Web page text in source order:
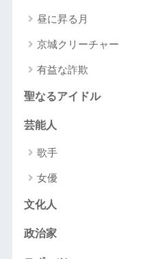
昼に昇る月
京城クリーチャー
有益な詐欺
聖なるアイドル
芸能人
歌手
女優
文化人
政治家